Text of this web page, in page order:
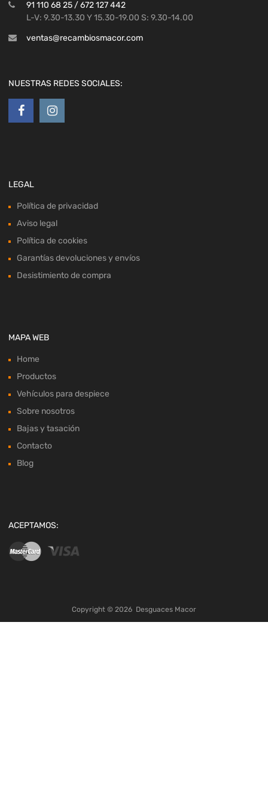
91 110 68 25 / 672 127 442
L-V: 9.30-13.30 Y 15.30-19.00 S: 9.30-14.00
ventas@recambiosmacor.com
NUESTRAS REDES SOCIALES:
LEGAL
Política de privacidad
Aviso legal
Política de cookies
Garantías devoluciones y envíos
Desistimiento de compra
MAPA WEB
Home
Productos
Vehículos para despiece
Sobre nosotros
Bajas y tasación
Contacto
Blog
ACEPTAMOS:
Copyright © 2026 Desguaces Macor